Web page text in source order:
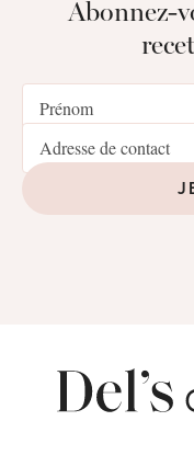
Abonnez-